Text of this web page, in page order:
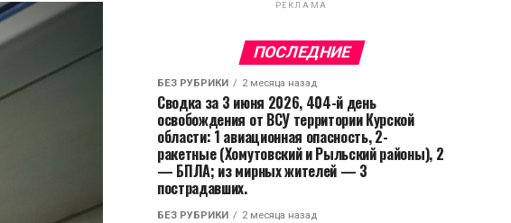
РЕКЛАМА
ПОСЛЕДНИЕ
БЕЗ РУБРИКИ 2 месяца назад
Сводка за 3 июня 2026, 404-й день
освобождения от ВСУ территории Курской
области: 1 авиационная опасность, 2-
ракетные (Хомутовский и Рыльский районы), 2
— БПЛА; из мирных жителей — 3
пострадавших.
БЕЗ РУБРИКИ 2 месяца назад